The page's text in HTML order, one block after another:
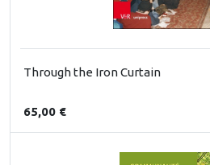
Through the Iron Curtain
65,00 €